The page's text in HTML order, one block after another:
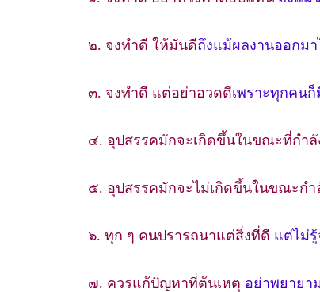
๒. จงทำดี ให้มันดีถึงแม้ผลงานออกม
๓. จงทำดี แต่อย่าอวดดีเพราะทุกคน
๔. อุปสรรคมักจะเกิดขึ้นในขณะที่กำลั
๕. อุปสรรคมักจะไม่เกิดขึ้นในขณะกำ
๖. ทุก ๆ คนปรารถนาแต่สิ่งที่ดี แต่ไม่
๗. ควรแก้ปัญหาที่ต้นเหตุ อย่าพยายา